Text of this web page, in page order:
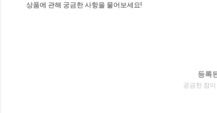
상품에 관해 궁금한 사항을 물어보세요!
등록
궁금한 점